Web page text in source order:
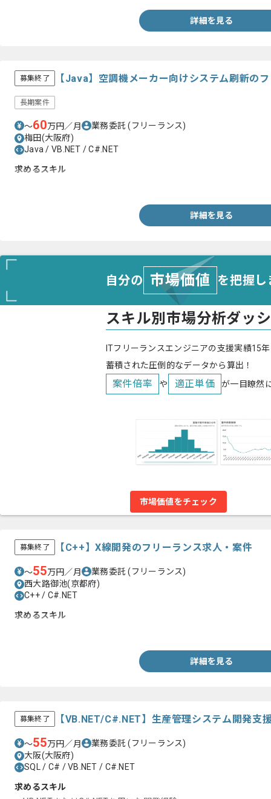
詳細を見る
募集終了 【Java】空調機メーカー向けシステム刷新の
長期案件
〜60万円／月 業務委託(フリーランス)
梅田(大阪府)
Java / VB.NET / C#.NET
求めるスキル
詳細を見る
自分の 市場価値 を把握
スキル別市場分析ダッ
ITフリーランスエンジニアの支援実績15
蓄積された圧倒的なデータから算出！
案件倍率 や 適正単価 が一目瞭然
市場価値をチェック
募集終了 【C++】X線開発のフリーランス求人・案件
〜55万円／月 業務委託(フリーランス)
西大路御池(京都府)
C++ / C#.NET
求めるスキル
詳細を見る
募集終了 【VB.NET/C#.NET】生産管理システム開発支
〜55万円／月 業務委託(フリーランス)
大阪(大阪府)
SQL / C# / VB.NET / C#.NET
求めるスキル